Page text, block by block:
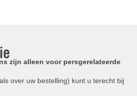
zijn alleen voor persgerelateerde
over uw bestelling) kunt u terecht bij